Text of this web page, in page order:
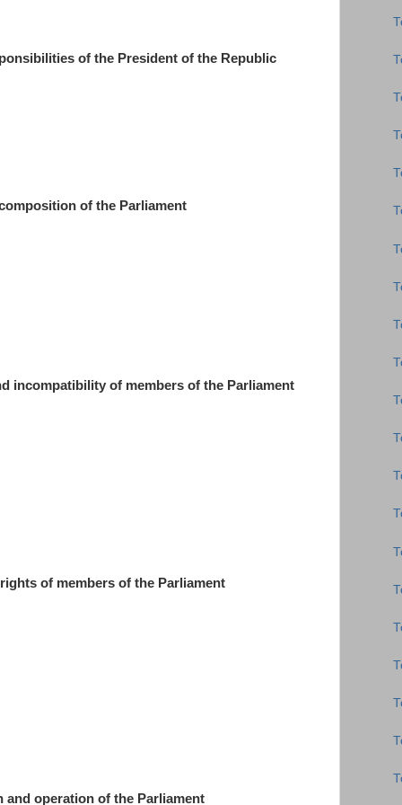
of the President of the Republic
of the Parliament
incompatibility of members of the Parliament
of members of the Parliament
and operation of the Parliament